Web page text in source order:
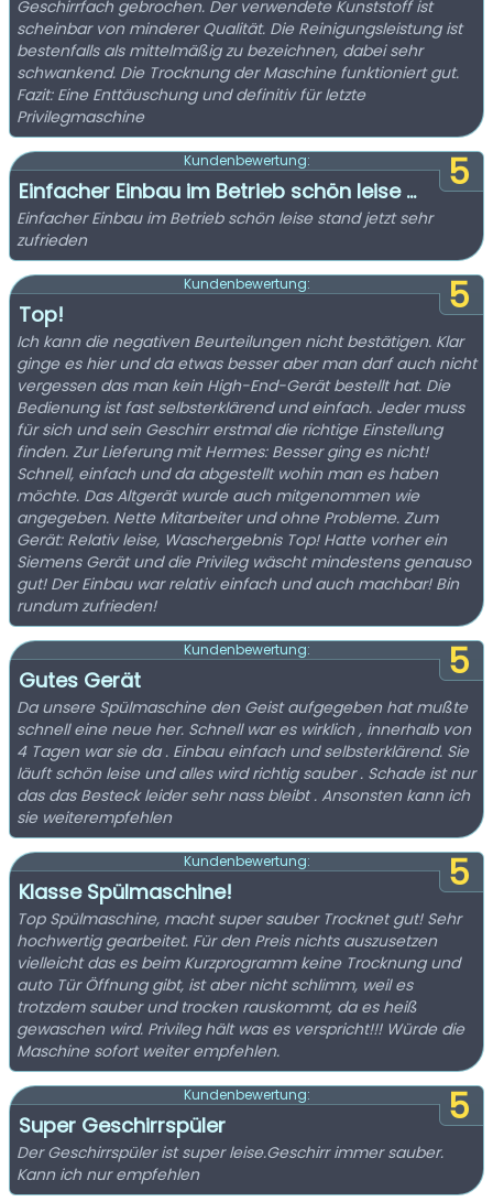
Geschirrfach gebrochen. Der verwendete Kunststoff ist
scheinbar von minderer Qualität. Die Reinigungsleistung ist
bestenfalls als mittelmäßig zu bezeichnen, dabei sehr
schwankend. Die Trocknung der Maschine funktioniert gut.
Fazit: Eine Enttäuschung und definitiv für letzte
Privilegmaschine
5
Kundenbewertung:
Einfacher Einbau im Betrieb schön leise ...
Einfacher Einbau im Betrieb schön leise stand jetzt sehr
zufrieden
5
Kundenbewertung:
Top!
Ich kann die negativen Beurteilungen nicht bestätigen. Klar
ginge es hier und da etwas besser aber man darf auch nicht
vergessen das man kein High-End-Gerät bestellt hat. Die
Bedienung ist fast selbsterklärend und einfach. Jeder muss
für sich und sein Geschirr erstmal die richtige Einstellung
finden. Zur Lieferung mit Hermes: Besser ging es nicht!
Schnell, einfach und da abgestellt wohin man es haben
möchte. Das Altgerät wurde auch mitgenommen wie
angegeben. Nette Mitarbeiter und ohne Probleme. Zum
Gerät: Relativ leise, Waschergebnis Top! Hatte vorher ein
Siemens Gerät und die Privileg wäscht mindestens genauso
gut! Der Einbau war relativ einfach und auch machbar! Bin
rundum zufrieden!
5
Kundenbewertung:
Gutes Gerät
Da unsere Spülmaschine den Geist aufgegeben hat mußte
schnell eine neue her. Schnell war es wirklich , innerhalb von
4 Tagen war sie da . Einbau einfach und selbsterklärend. Sie
läuft schön leise und alles wird richtig sauber . Schade ist nur
das das Besteck leider sehr nass bleibt . Ansonsten kann ich
sie weiterempfehlen
5
Kundenbewertung:
Klasse Spülmaschine!
Top Spülmaschine, macht super sauber Trocknet gut! Sehr
hochwertig gearbeitet. Für den Preis nichts auszusetzen
vielleicht das es beim Kurzprogramm keine Trocknung und
auto Tür Öffnung gibt, ist aber nicht schlimm, weil es
trotzdem sauber und trocken rauskommt, da es heiß
gewaschen wird. Privileg hält was es verspricht!!! Würde die
Maschine sofort weiter empfehlen.
5
Kundenbewertung:
Super Geschirrspüler
Der Geschirrspüler ist super leise.Geschirr immer sauber.
Kann ich nur empfehlen